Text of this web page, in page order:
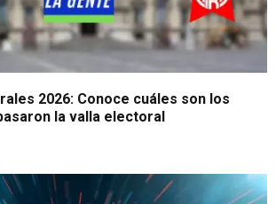
2026: Conoce cuáles son los
la valla electoral